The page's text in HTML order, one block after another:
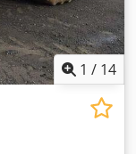
1 / 14